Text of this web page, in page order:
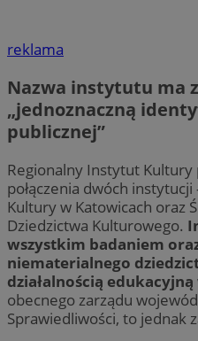
reklama
Nazwa instytutu ma
„jednoznaczną
publicznej”
Regionalny Instytut Kultury
połączenia dwóch
Kultury w Katowicach oraz
Dziedzictwa Kulturowego.
wszystkim badaniem
niematerialnego
działalnością
obecnego zarządu
Sprawiedliwości, to jednak